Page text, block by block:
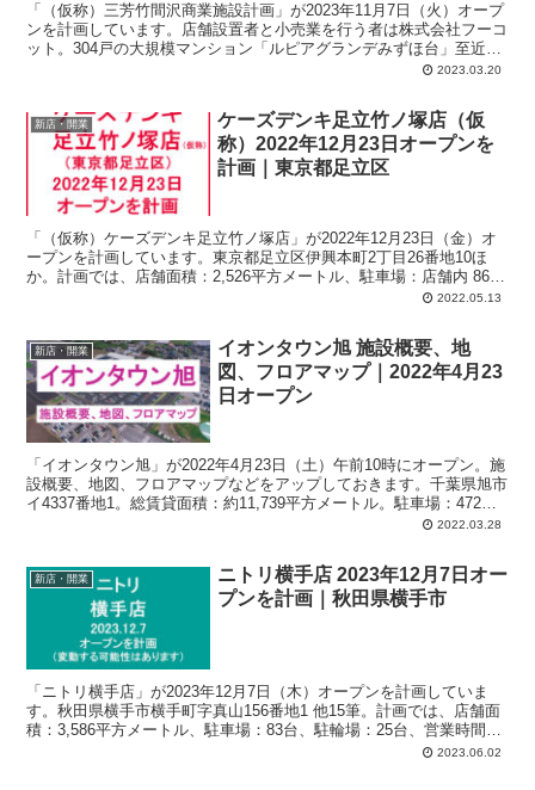
「（仮称）三芳竹間沢商業施設計画」が2023年11月7日（火）オープ
ンを計画しています。店舗設置者と小売業を行う者は株式会社フーコ
ット。304戸の大規模マンション「ルピアグランデみずほ台」至近。
埼玉県入間郡三芳町大字竹間沢字新開381番6。計画では、店舗面
2023.03.20
新店・開業
ケーズデンキ足立竹ノ塚店（仮
称）2022年12月23日オープンを
計画｜東京都足立区
「（仮称）ケーズデンキ足立竹ノ塚店」が2022年12月23日（金）オ
ープンを計画しています。東京都足立区伊興本町2丁目26番地10ほ
か。計画では、店舗面積：2,526平方メートル、駐車場：店舗内 86
台、駐輪場：店舗内ほか 111台、営業時間：午前9時-午後9時。2022.05.13
新店・開業
イオンタウン旭 施設概要、地
図、フロアマップ｜2022年4月23
日オープン
「イオンタウン旭」が2022年4月23日（土）午前10時にオープン。施
設概要、地図、フロアマップなどをアップしておきます。千葉県旭市
イ4337番地1。総賃貸面積：約11,739平方メートル。駐車場：472
台。店舗数：19店舗（メイン店舗・ATM含む）。鉄骨造2階建て。
2022.03.28
新店・開業
ニトリ横手店 2023年12月7日オー
プンを計画｜秋田県横手市
「ニトリ横手店」が2023年12月7日（木）オープンを計画していま
す。秋田県横手市横手町字真山156番地1 他15筆。計画では、店舗面
積：3,586平方メートル、駐車場：83台、駐輪場：25台、営業時間：
2023.06.02